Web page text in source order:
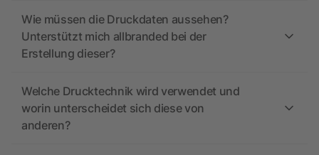
Wie müssen die Druckdaten aussehen?
Unterstützt mich allbranded bei der
Erstellung dieser?
Welche Drucktechnik wird verwendet und
worin unterscheidet sich diese von
anderen?